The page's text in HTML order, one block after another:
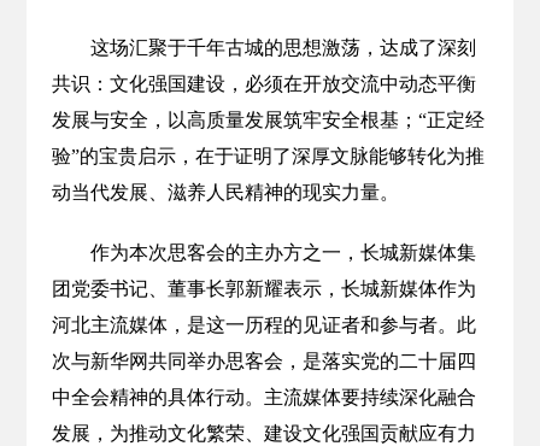
这场汇聚于千年古城的思想激荡，达成了深刻
共识：文化强国建设，必须在开放交流中动态平衡
发展与安全，以高质量发展筑牢安全根基；“正定经
验”的宝贵启示，在于证明了深厚文脉能够转化为推
动当代发展、滋养人民精神的现实力量。
作为本次思客会的主办方之一，长城新媒体集
团党委书记、董事长郭新耀表示，长城新媒体作为
河北主流媒体，是这一历程的见证者和参与者。此
次与新华网共同举办思客会，是落实党的二十届四
中全会精神的具体行动。主流媒体要持续深化融合
发展，为推动文化繁荣、建设文化强国贡献应有力